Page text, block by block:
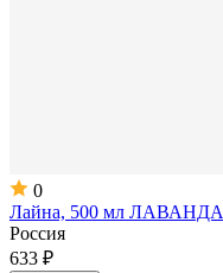
0
Лайна, 500 мл ЛАВАНДА
Россия
633 ₽